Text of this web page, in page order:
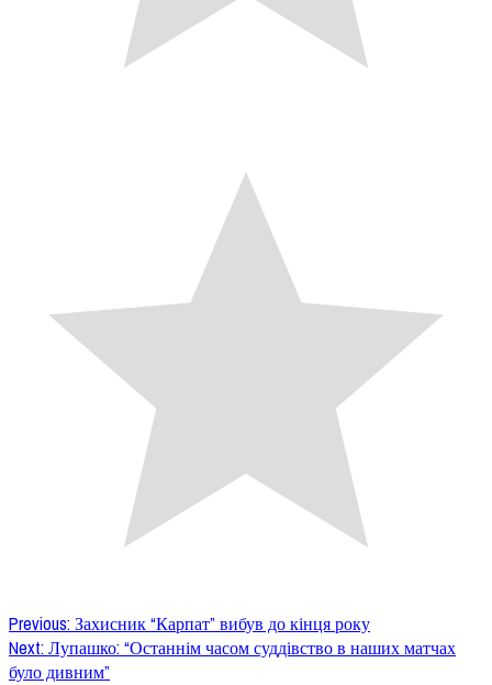
Post
navigation
Previous:Захисник “Карпат” вибув до кінця року
Next:Лупашко: “Останнім часом суддівство в наших матчах
було дивним”